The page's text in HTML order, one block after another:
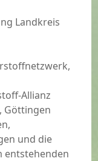
Landkreis
Allianz
Göttingen
und die
entstehenden